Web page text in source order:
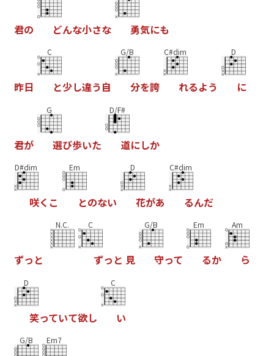
君の どんな小さな 勇気にも
昨日
C
と少し違う 自
G/B
分を誇
C#dim
れるよう
D
に
君が
G
選び歩いた
D/F#
道にしか
D#dim
咲く こ
Em
とのない
D
花があ
C#dim
るんだ
ずっ と
N.C. C
ずっ と 見
G/B
守って
Em
るか
Am
ら
D
笑っていて欲し
C
い
G/B Em7